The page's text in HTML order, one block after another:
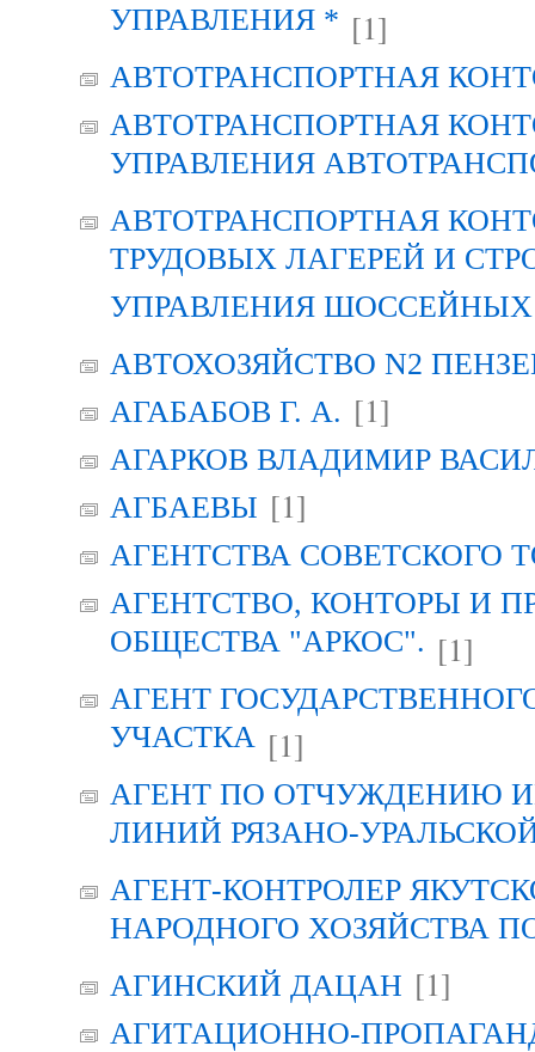
УПРАВЛЕНИЯ * [1]
АВТОТРАНСПОРТНАЯ
АВТОТРАНСПОРТНАЯ
УПРАВЛЕНИЯ
АВТОТРАНСПОРТНАЯ
ТРУДОВЫХ ЛАГЕРЕЙ И
УПРАВЛЕНИЯ
АВТОХОЗЯЙСТВО N2
АГАБАБОВ Г. А. [1]
АГАРКОВ ВЛАДИМИР
АГБАЕВЫ [1]
АГЕНТСТВА СОВЕТСКОГО
АГЕНТСТВО, КОНТОРЫ И
ОБЩЕСТВА "АРКОС". [1]
АГЕНТ
УЧАСТКА [1]
АГЕНТ ПО ОТЧУЖДЕНИЮ
ЛИНИЙ РЯЗАНО-
АГЕНТ-КОНТРОЛЕР
НАРОДНОГО ХОЗЯЙСТВА
АГИНСКИЙ ДАЦАН [1]
АГИТАЦИОННО-